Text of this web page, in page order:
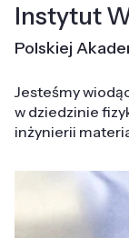
Instytut
Polskiej
Jesteśmy
w dziedzinie
inżynierii